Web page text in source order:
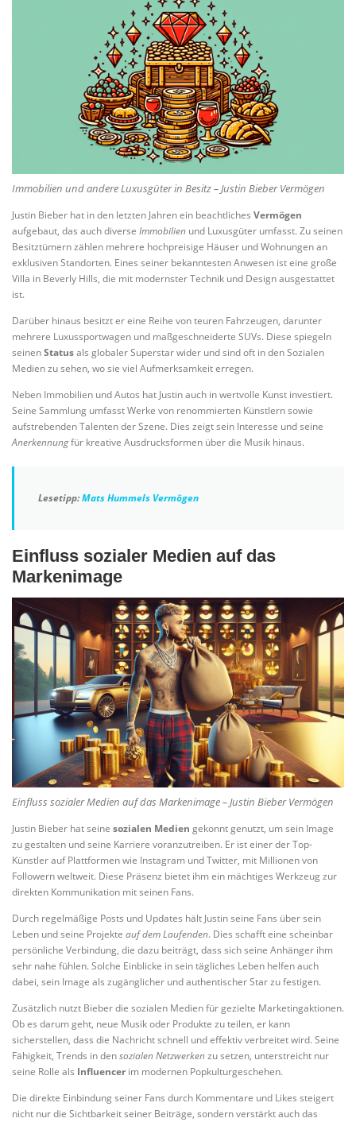
Immobilien und andere Luxusgüter in Besitz – Justin Bieber Vermögen
Justin Bieber hat in den letzten Jahren ein beachtliches Vermögen
aufgebaut, das auch diverse Immobilien und Luxusgüter umfasst. Zu seinen
Besitztümern zählen mehrere hochpreisige Häuser und Wohnungen an
exklusiven Standorten. Eines seiner bekanntesten Anwesen ist eine große
Villa in Beverly Hills, die mit modernster Technik und Design ausgestattet
ist.
Darüber hinaus besitzt er eine Reihe von teuren Fahrzeugen, darunter
mehrere Luxussportwagen und maßgeschneiderte SUVs. Diese spiegeln
seinenStatusals globaler Superstar wider und sind oft in den Sozialen
Medien zu sehen, wo sie viel Aufmerksamkeit erregen.
Neben Immobilien und Autos hat Justin auch in wertvolle Kunst investiert.
Seine Sammlung umfasst Werke von renommierten Künstlern sowie
aufstrebenden Talenten der Szene. Dies zeigt sein Interesse und seine
Anerkennungfür kreative Ausdrucksformen über die Musik hinaus.
Lesetipp:Mats Hummels Vermögen
Einfluss sozialer Medien auf das
Markenimage
Einfluss sozialer Medien auf das Markenimage – Justin Bieber Vermögen
Justin Bieber hat seine sozialen Medien gekonnt genutzt, um sein Image
zu gestalten und seine Karriere voranzutreiben. Er ist einer der Top-
Künstler auf Plattformen wie Instagram und Twitter, mit Millionen von
Followern weltweit. Diese Präsenz bietet ihm ein mächtiges Werkzeug zur
direkten Kommunikation mit seinen Fans.
Durch regelmäßige Posts und Updates hält Justin seine Fans über sein
Leben und seine Projekte auf dem Laufenden. Dies schafft eine scheinbar
persönliche Verbindung, die dazu beiträgt, dass sich seine Anhänger ihm
sehr nahe fühlen. Solche Einblicke in sein tägliches Leben helfen auch
dabei, sein Image als zugänglicher und authentischer Star zu festigen.
Zusätzlich nutzt Bieber die sozialen Medien für gezielte Marketingaktionen.
Ob es darum geht, neue Musik oder Produkte zu teilen, er kann
sicherstellen, dass die Nachricht schnell und effektiv verbreitet wird. Seine
Fähigkeit, Trends in densozialen Netzwerkenzu setzen, unterstreicht nur
seine Rolle als Influencer im modernen Popkulturgeschehen.
Die direkte Einbindung seiner Fans durch Kommentare und Likes steigert
nicht nur die Sichtbarkeit seiner Beiträge, sondern verstärkt auch das